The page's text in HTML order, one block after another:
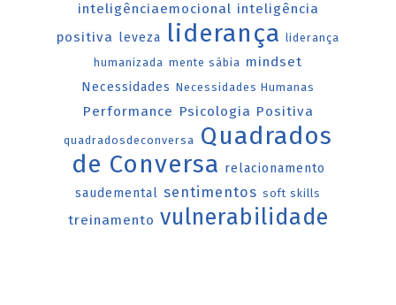
inteligênciaemocional inteligência
positiva leveza liderança liderança
humanizada mente sábia mindset
Necessidades Necessidades Humanas
Performance Psicologia Positiva
quadradosdeconversa Quadrados
de Conversa relacionamento
saudemental sentimentos soft skills
treinamento vulnerabilidade